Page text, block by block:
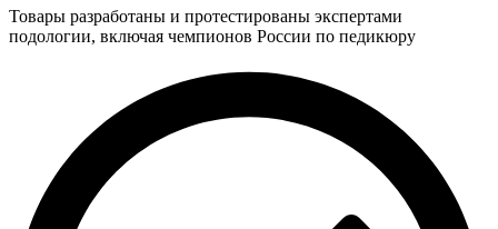
Товары разработаны и протестированы экспертами
подологии, включая чемпионов России по педикюру